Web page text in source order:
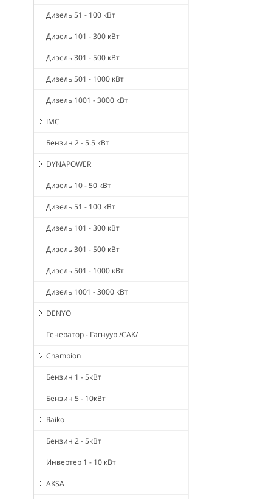
Дизель 51 - 100 кВт
Дизель 101 - 300 кВт
Дизель 301 - 500 кВт
Дизель 501 - 1000 кВт
Дизель 1001 - 3000 кВт
IMC
Бензин 2 - 5.5 кВт
DYNAPOWER
Дизель 10 - 50 кВт
Дизель 51 - 100 кВт
Дизель 101 - 300 кВт
Дизель 301 - 500 кВт
Дизель 501 - 1000 кВт
Дизель 1001 - 3000 кВт
DENYO
Генератор - Гагнуур /САК/
Champion
Бензин 1 - 5кВт
Бензин 5 - 10кВт
Raiko
Бензин 2 - 5кВт
Инвертер 1 - 10 кВт
AKSA